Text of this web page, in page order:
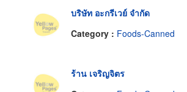
บริษัท อะกรีเวย์ จำกัด
Category : Foods-Canned
ร้าน เจริญจิตร